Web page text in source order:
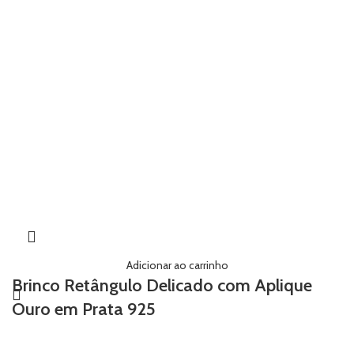
Adicionar ao carrinho
Brinco Retângulo Delicado com Aplique
Ouro em Prata 925